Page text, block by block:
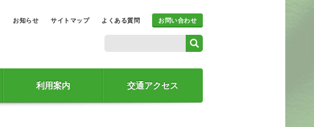
お知らせ サイトマップ よくある質問 お問い合わせ
利用案内 交通アクセス